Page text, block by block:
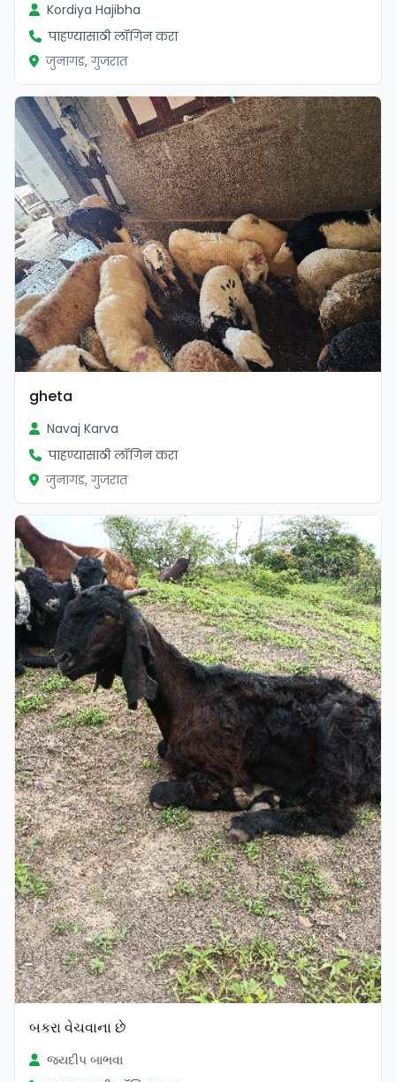
Kordiya Hajibha
पाहण्यासाठी लॉगिन करा
जुनागड, गुजरात
gheta
Navaj Karva
पाहण्यासाठी लॉगिन करा
जुनागड, गुजरात
બકરા વેચવાના છે
જયદીપ બાભવા